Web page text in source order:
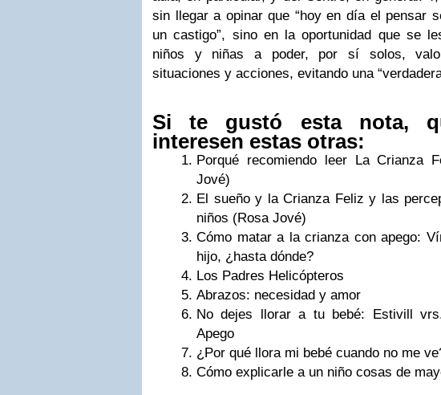
sin llegar a opinar que “hoy en día el pensar
un castigo”, sino en la oportunidad que se
niños y niñas a poder, por sí solos,
situaciones y acciones, evitando una
Si te gustó esta nota,
interesen estas otras:
Porqué recomiendo leer La Crianza
Jové)
El sueño y la Crianza Feliz y las
niños (Rosa Jové)
Cómo matar a la crianza con apego:
hijo, ¿hasta dónde?
Los Padres Helicópteros
Abrazos: necesidad y amor
No dejes llorar a tu bebé: Estivill
Apego
¿Por qué llora mi bebé cuando no me
Cómo explicarle a un niño cosas de